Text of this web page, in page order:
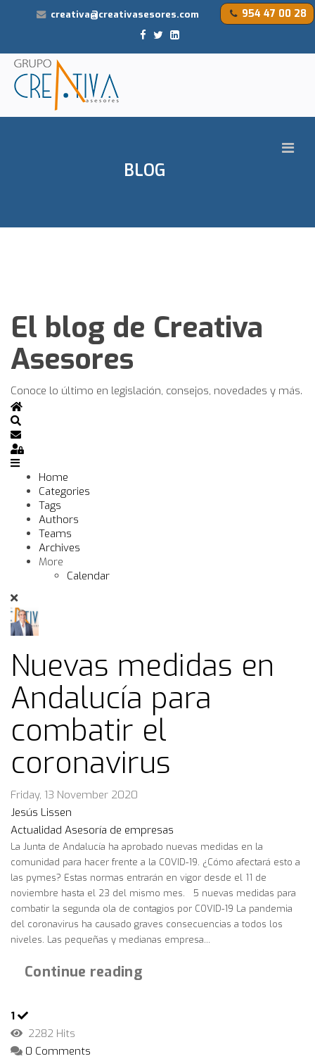
954 47 00 28
creativa@creativasesores.com
BLOG
El blog de Creativa
Asesores
Conoce lo último en legislación, consejos, novedades y más.
Home
Search
Subscribe to blog
Sign In
Home
Categories
Tags
Authors
Teams
Archives
More
Calendar
Nuevas medidas en
Andalucía para
combatir el
coronavirus
Friday, 13 November 2020
Jesús Lissen
Actualidad Asesoría de empresas
La Junta de Andalucía ha aprobado nuevas medidas en la
comunidad para hacer frente a la COVID-19. ¿Cómo afectará esto a
las pymes? Estas normas entrarán en vigor desde el 11 de
noviembre hasta el 23 del mismo mes. 5 nuevas medidas para
combatir la segunda ola de contagios por COVID-19 La pandemia
del coronavirus ha causado graves consecuencias a todos los
niveles. Las pequeñas y medianas empresa...
Continue reading
1
2282 Hits
0 Comments